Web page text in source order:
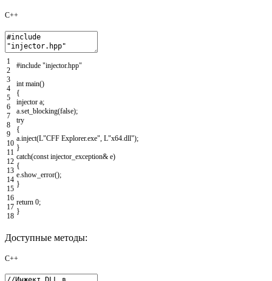
C++
1
2
3
4
5
6
7
8
9
10
11
12
13
14
15
16
17
18
#include "injector.hpp"
int main()
{
injector a;
a set_blocking(false);
try
{
a inject(L"CFF Explorer.exe" L"x64.dll");
}
catch(const injector_exception& e)
{
e show_error();
}
return 0;
}
Доступные методы:
C++